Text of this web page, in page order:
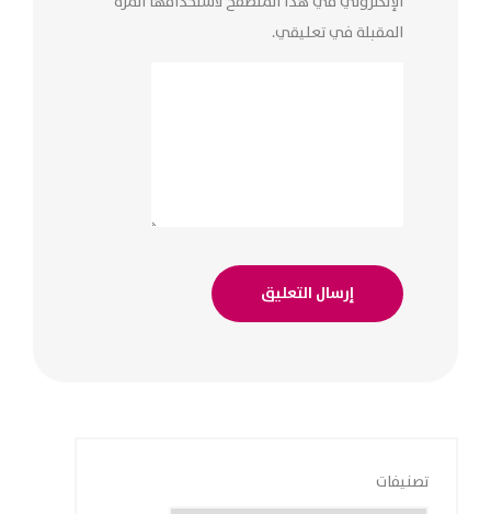
المقبلة في تعليقي.
تصنيفات